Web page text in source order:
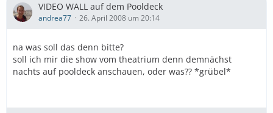
VIDEO WALL auf dem Pooldeck
andrea77 26. April 2008 um 20:14
na was soll das denn bitte?
soll ich mir die show vom theatrium denn demnächst
nachts auf pooldeck anschauen, oder was?? *grübel*